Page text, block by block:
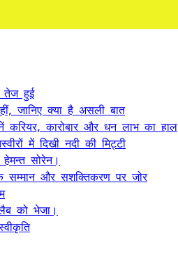
तेज हुई
जानिए क्या है असली बात
कारोबार और धन लाभ का हाल
में दिखी नदी की मिट्टी
सोरेन।
के सम्मान और सशक्तिकरण पर जोर
को भेजा।